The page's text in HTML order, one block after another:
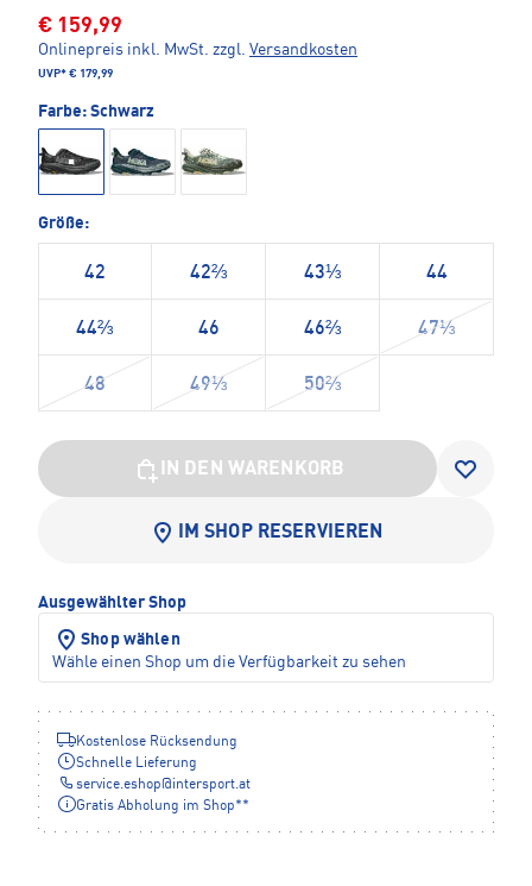
€ 159,99
Onlinepreis inkl. MwSt. zzgl. Versandkosten
UVP* € 179,99
Farbe: Schwarz
Größe:
42 42⅔ 43⅓ 44
44⅔ 46 46⅔ 47⅓
48 49⅓ 50⅔
IN DEN WARENKORB
IM SHOP RESERVIEREN
Ausgewählter Shop
Shop wählen
Wähle einen Shop um die Verfügbarkeit zu sehen
Kostenlose Rücksendung
Schnelle Lieferung
service.eshop@intersport.at
Gratis Abholung im Shop**